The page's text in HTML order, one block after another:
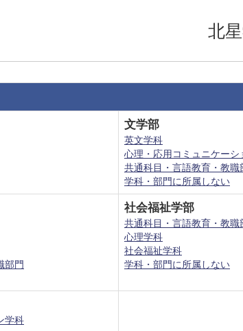
北
文学部
英文学科
心理・応用コミュニケーシ
共通科目・言語教育・教職
学科・部門に所属しない
部門
社会福祉学部
共通科目・言語教育・教職
心理学科
社会福祉学科
学科・部門に所属しない
学科